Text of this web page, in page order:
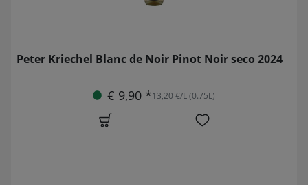
Peter Kriechel Blanc de Noir Pinot Noir seco 2024
€ 9,90 *13,20 €/L (0.75L)